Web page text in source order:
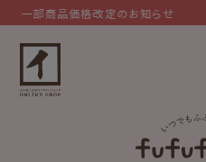
一部商品価格改定のお知らせ